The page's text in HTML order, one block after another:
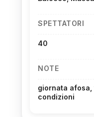
SPETTATORI
40
NOTE
giornata
condizioni